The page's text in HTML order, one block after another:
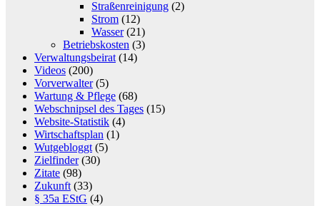
Straßenreinigung (2)
Strom (12)
Wasser(21)
Betriebskosten (3)
Verwaltungsbeirat (14)
Videos (200)
Vorverwalter(5)
Wartung & Pflege (68)
Webschnipsel des Tages (15)
Website-Statistik (4)
Wirtschaftsplan (1)
Wutgebloggt (5)
Zielfinder(30)
Zitate (98)
Zukunft (33)
§ 35a EStG (4)